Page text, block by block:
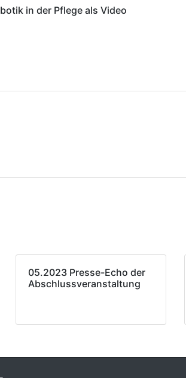
in der Pflege als Video
05.2023 Presse-Echo der
Abschlussveranstaltung